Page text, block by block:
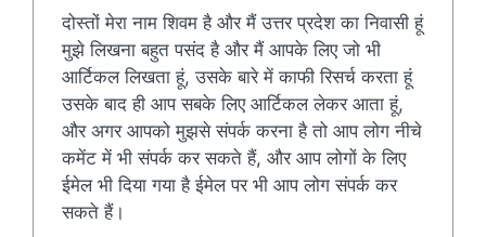
दोस्तों मेरा नाम शिवम है और मैं उत्तर प्रदेश का निवासी हूं
मुझे लिखना बहुत पसंद है और मैं आपके लिए जो भी
आर्टिकल लिखता हूं, उसके बारे में काफी रिसर्च करता हूं
उसके बाद ही आप सबके लिए आर्टिकल लेकर आता हूं,
और अगर आपको मुझसे संपर्क करना है तो आप लोग नीचे
कमेंट में भी संपर्क कर सकते हैं, और आप लोगों के लिए
ईमेल भी दिया गया है ईमेल पर भी आप लोग संपर्क कर
सकते हैं।